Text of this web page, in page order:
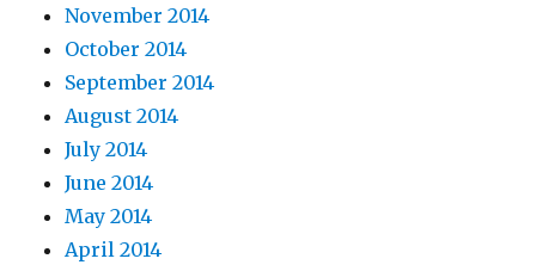
November 2014
October 2014
September 2014
August 2014
July 2014
June 2014
May 2014
April 2014